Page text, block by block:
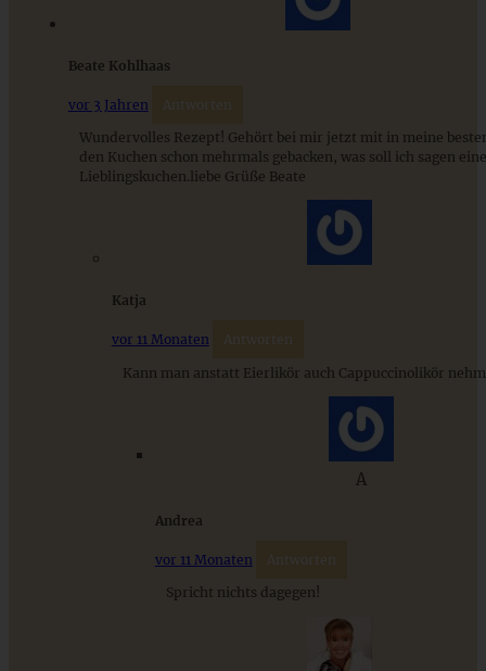
Chocolate Chip Bananenkuchen
ZUM BEITRAG
Cremiges Lemon Posset - die einfachste Zitronencreme in
Beate Kohlhaas
vor 3 Jahren Antworten
Wundervolles Rezept! Gehört bei mir jetzt mit in meine
den Kuchen schon mehrmals gebacken, was soll ich sagen
Lieblingskuchen.liebe Grüße Beate
Katja
vor 11 Monaten Antworten
Kann man anstatt Eierlikör auch Cappuccinolikör
A
Andrea
vor 11 Monaten Antworten
Spricht nichts dagegen!